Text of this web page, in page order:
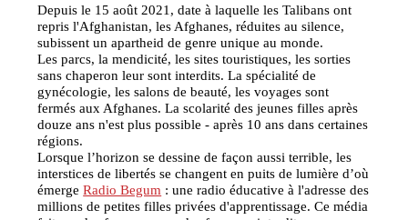
Depuis le 15 août 2021, date à laquelle les Talibans ont
repris l'Afghanistan, les Afghanes, réduites au silence,
subissent un apartheid de genre unique au monde.
Les parcs, la mendicité, les sites touristiques, les sorties
sans chaperon leur sont interdits. La spécialité de
gynécologie, les salons de beauté, les voyages sont
fermés aux Afghanes. La scolarité des jeunes filles après
douze ans n'est plus possible - après 10 ans dans certaines
régions.
Lorsque l’horizon se dessine de façon aussi terrible, les
interstices de libertés se changent en puits de lumière d’où
émergeRadio Begum : une radio éducative à l'adresse des
millions de petites filles privées d'apprentissage. Ce média